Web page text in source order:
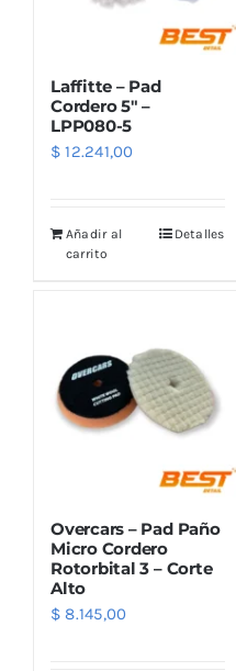
Laffitte – Pad
Cordero 5″ –
LPP080-5
$ 12.241,00
Añadir al
carrito
Detalles
Overcars – Pad Paño
Micro Cordero
Rotorbital 3 – Corte
Alto
$ 8.145,00